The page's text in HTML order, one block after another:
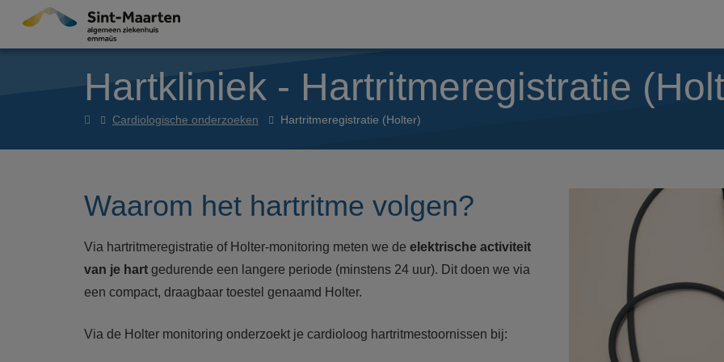
Overslaan en naar de inhoud gaan
Hartkliniek - Hartritmeregistratie
Hartkliniek
Cardiologische onderzoeken Hartritmeregistratie (Holter)
Waarom het hartritme volgen?
Via hartritmeregistratie of Holter-monitoring meten we de elektrische activiteit
van je hart gedurende een langere periode (minstens 24 uur). Dit doen we via
een compact, draagbaar toestel genaamd Holter.
Via de Holter monitoring onderzoekt je cardioloog hartritmestoornissen bij: